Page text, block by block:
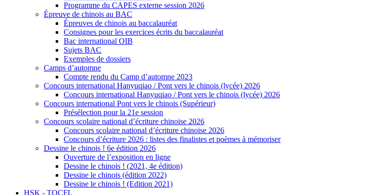
Programme du CAPES externe session 2026
Épreuve de chinois au BAC
Épreuves de chinois au baccalauréat
Consignes pour les exercices écrits du baccalauréat
Bac international OIB
Sujets BAC
Exemples de dossiers
Camps d’automne
Compte rendu du Camp d’automne 2023
Concours international Hanyuqiao / Pont vers le chinois (lycée) 2026
Concours international Hanyuqiao / Pont vers le chinois (lycée) 2026
Concours international Pont vers le chinois (Supérieur)
Présélection pour la 21e session
Concours scolaire national d’écriture chinoise 2026
Concours scolaire national d’écriture chinoise 2026
Concours d’écriture 2026 : listes des finalistes et poèmes à mémoriser
Dessine le chinois ! 6e édition 2026
Ouverture de l’exposition en ligne
Dessine le chinois ! (2021, 4e édition)
Dessine le chinois (édition 2022)
Dessine le chinois ! (Edition 2021)
HSK - TOCFL